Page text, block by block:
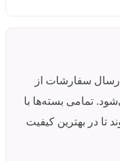
سفارشات از
تمامی بسته‌ها با
تا در بهترین کیفیت